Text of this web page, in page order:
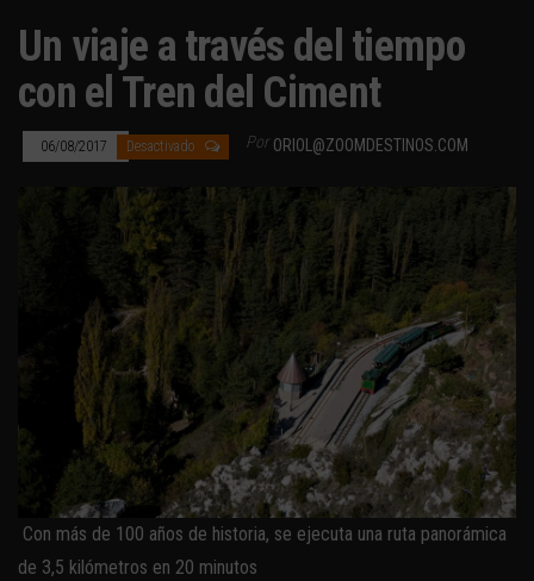
Un viaje a través del tiempo
con el Tren del Ciment
06/08/2017 Desactivado Por ORIOL@ZOOMDESTINOS.COM
Con más de 100 años de historia, se ejecuta una ruta panorámica
de 3,5 kilómetros en 20 minutos